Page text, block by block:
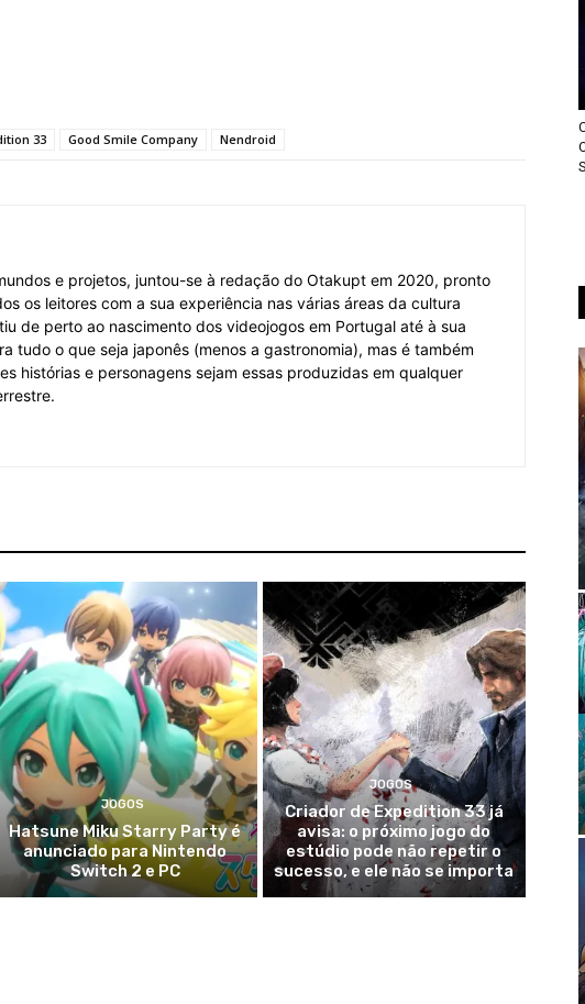
33 Good Smile Company Nendroid
e projetos, juntou-se à redação do Otakupt em 2020, pronto
os leitores com a sua experiência nas várias áreas da cultura
de perto ao nascimento dos videojogos em Portugal até à sua
tudo o que seja japonês (menos a gastronomia), mas é também
histórias e personagens sejam essas produzidas em qualquer
JOGOS
Hatsune Miku Starry Party é
anunciado para Nintendo
Switch 2 e PC
JOGOS
Criador de Expedition 33 já
avisa: o próximo jogo do
estúdio pode não repetir o
sucesso, e ele não se importa